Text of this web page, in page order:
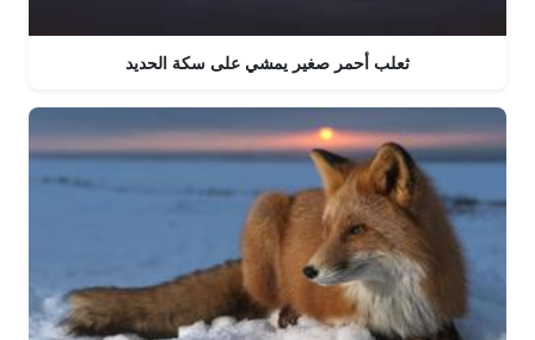
ثعلب أحمر صغير يمشي على سكة الحديد